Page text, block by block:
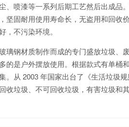
、喷漆等一系列后期工艺然后出成品
坚固耐用使用寿命长，无盗用和回收
不污染环境。
璃钢材质制作而成的专门盛放垃圾、
的是户外摆放使用。根据款式有单桶
。从 2003 年国家出台了《生活垃圾
收垃圾、不可回收垃圾，有害垃圾和